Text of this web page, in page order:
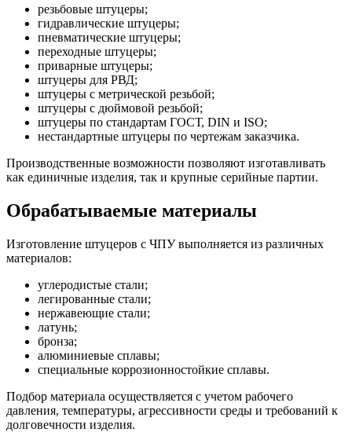
резьбовые штуцеры;
гидравлические штуцеры;
пневматические штуцеры;
переходные штуцеры;
приварные штуцеры;
штуцеры для РВД;
штуцеры с метрической резьбой;
штуцеры с дюймовой резьбой;
штуцеры по стандартам ГОСТ, DIN и ISO;
нестандартные штуцеры по чертежам заказчика.
Производственные возможности позволяют изготавливать
как единичные изделия, так и крупные серийные партии.
Обрабатываемые материалы
Изготовление штуцеров с ЧПУ выполняется из различных
материалов:
углеродистые стали;
легированные стали;
нержавеющие стали;
латунь;
бронза;
алюминиевые сплавы;
специальные коррозионностойкие сплавы.
Подбор материала осуществляется с учетом рабочего
давления, температуры, агрессивности среды и требований к
долговечности изделия.